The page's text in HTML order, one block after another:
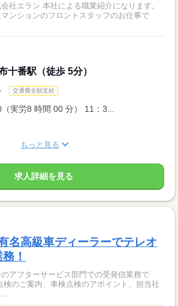
社エラン 本社による職業紹介になります。
マンションのフロントスタッフのお仕事で
十番駅（徒歩 5分）
交通費全額支給
実労8 時間 00 分） 11：3...
もっと見る
求人詳細を見る
名高級車ディーラーでテレオ
！
アフターサービス部門での受発信業務で
検のご案内、車検点検のアポイント、担当社